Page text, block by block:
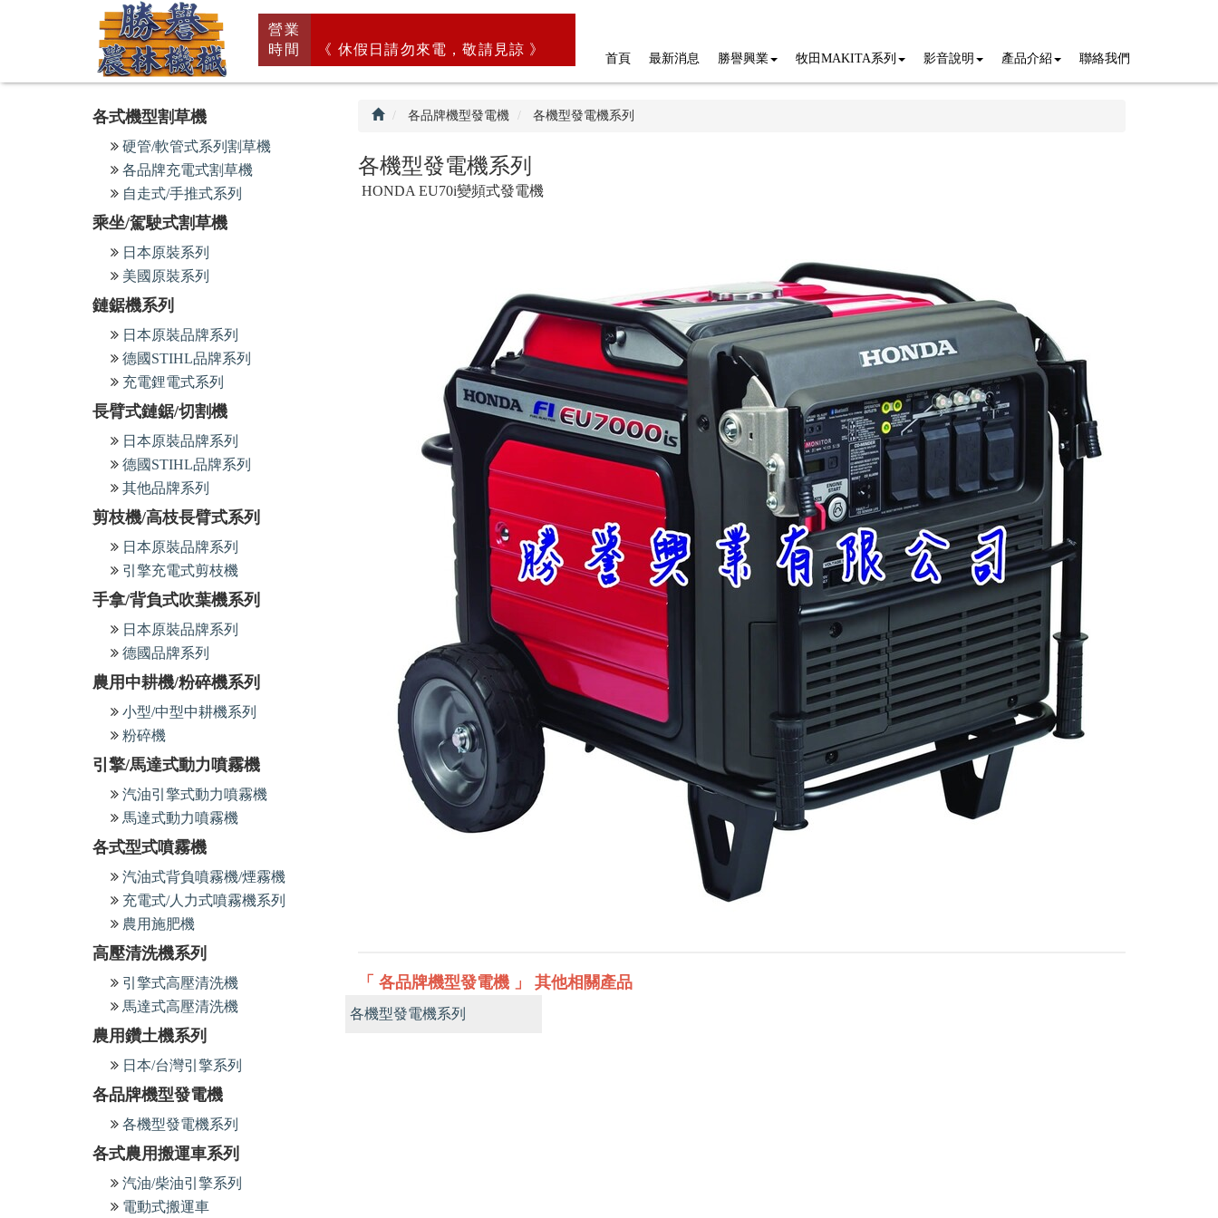
回
首
頁
營業
時間
《 休假日請勿來電，敬請見諒 》
首頁 最新消息 勝譽興業 牧田MAKITA系列 影音說明 產品介紹 聯絡我們
各式機型割草機
硬管/軟管式系列割草機
各品牌充電式割草機
自走式/手推式系列
乘坐/駕駛式割草機
日本原裝系列
美國原裝系列
鏈鋸機系列
日本原裝品牌系列
德國STIHL品牌系列
充電鋰電式系列
長臂式鏈鋸/切割機
日本原裝品牌系列
德國STIHL品牌系列
其他品牌系列
剪枝機/高枝長臂式系列
日本原裝品牌系列
引擎充電式剪枝機
手拿/背負式吹葉機系列
日本原裝品牌系列
德國品牌系列
農用中耕機/粉碎機系列
小型/中型中耕機系列
粉碎機
引擎/馬達式動力噴霧機
汽油引擎式動力噴霧機
馬達式動力噴霧機
各式型式噴霧機
汽油式背負噴霧機/煙霧機
充電式/人力式噴霧機系列
農用施肥機
高壓清洗機系列
引擎式高壓清洗機
馬達式高壓清洗機
農用鑽土機系列
日本/台灣引擎系列
各品牌機型發電機
各機型發電機系列
各式農用搬運車系列
汽油/柴油引擎系列
電動式搬運車
各品牌機型發電機 各機型發電機系列
各機型發電機系列
HONDA EU70i變頻式發電機
「 各品牌機型發電機 」 其他相關產品
各機型發電機系列